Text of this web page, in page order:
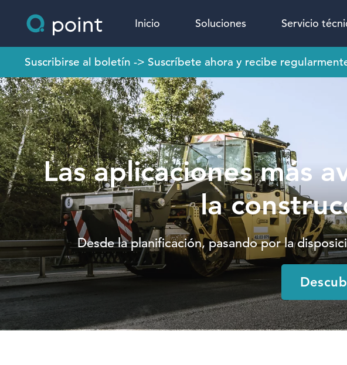
Inicio Soluciones Servicio
Suscribirse al boletín -> Suscríbete ahora y recibe
Las aplicaciones más
la
Desde la planificación, pasando por la